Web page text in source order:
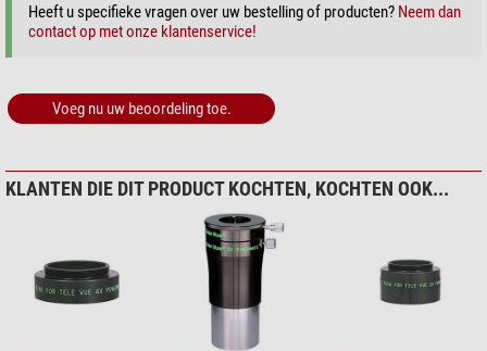
Heeft u specifieke vragen over uw bestelling of producten? Neem dan
contact op met onze klantenservice!
Voeg nu uw beoordeling toe.
KLANTEN DIE DIT PRODUCT KOCHTEN, KOCHTEN OOK...